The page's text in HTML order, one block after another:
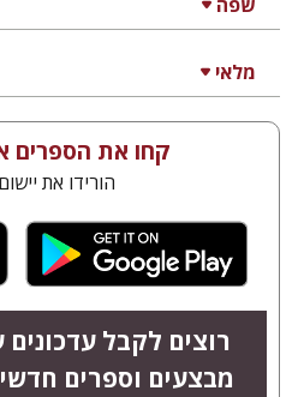
מלאי
קחו את הספרים
הורידו את
רוצים לקבל עדכונים
מבצעים וספרים